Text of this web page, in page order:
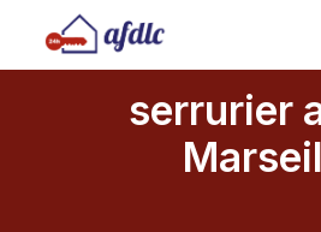
Demandez Un Devis
serrurier